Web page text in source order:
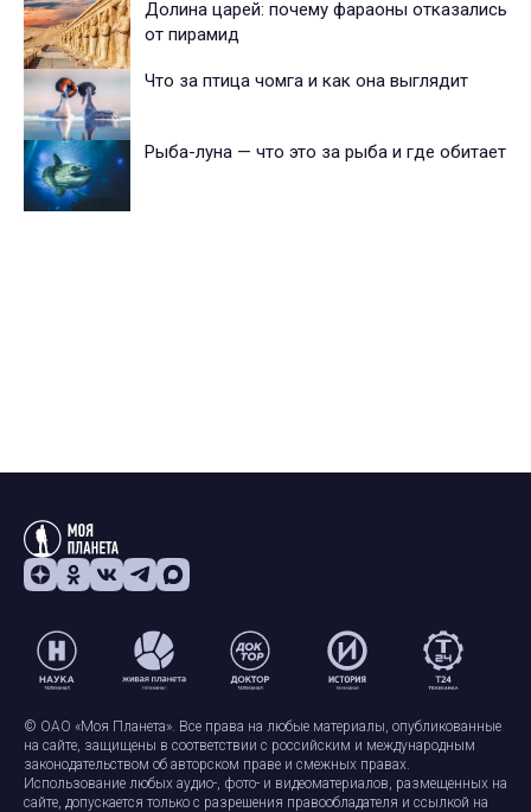
Долина царей: почему фараоны отказались
от пирамид
Что за птица чомга и как она выглядит
Рыба-луна — что это за рыба и где обитает
© ОАО «Моя Планета». Все права на любые материалы, опубликованные
на сайте, защищены в соответствии с российским и международным
законодательством об авторском праве и смежных правах.
Использование любых аудио-, фото- и видеоматериалов, размещенных на
сайте, допускается только с разрешения правообладателя и ссылкой на